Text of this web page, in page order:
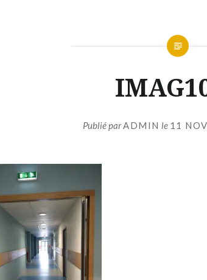
Publié parADMIN le 11